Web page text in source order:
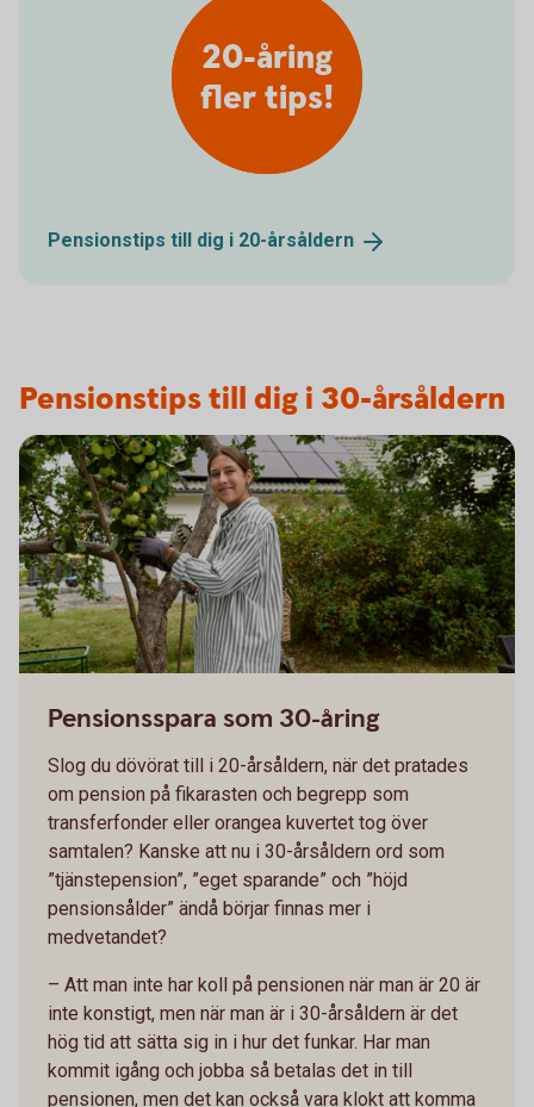
20-åring
fler tips!
Pensionstips till dig i 20-årsåldern
Pensionstips till dig i 30-årsåldern
Pensionsspara som 30-åring
Slog du dövörat till i 20-årsåldern, när det pratades
om pension på fikarasten och begrepp som
transferfonder eller orangea kuvertet tog över
samtalen? Kanske att nu i 30-årsåldern ord som
”tjänstepension”, ”eget sparande” och ”höjd
pensionsålder” ändå börjar finnas mer i
medvetandet?
– Att man inte har koll på pensionen när man är 20 är
inte konstigt, men när man är i 30-årsåldern är det
hög tid att sätta sig in i hur det funkar. Har man
kommit igång och jobba så betalas det in till
pensionen, men det kan också vara klokt att komma